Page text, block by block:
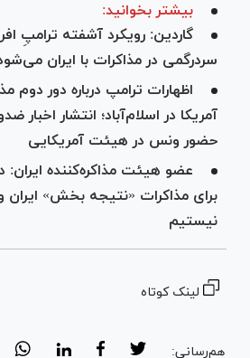
بیشتر بخوانید:
گاردین: رویکرد آشفته ترامپِ
سردرگمی در مذاکرات با ایران
اظهارات ترامپ درباره دور دوم
آمریکا در اسلام‌آباد؛ انتشار اخبار
حضور ونس در هیئت آمریکایی
عضو هیئت مذاکره‌کننده ایران:
برای مذاکرات «نتیجه بخش» ایران
نیستیم
لینک کوتاه
هم‌رسانی: